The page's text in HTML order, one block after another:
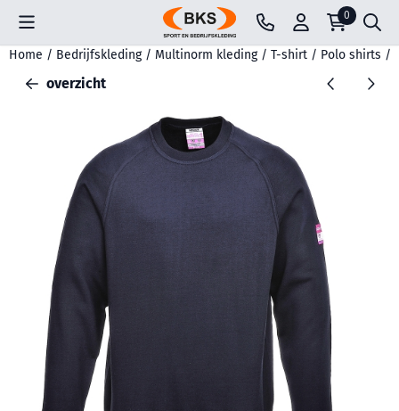
Cookievoorkeuren zijn beschikbaar. Kies instellingen of sta
0
Home / Bedrijfskleding / Multinorm kleding / T-shirt / Polo shirts /
overzicht